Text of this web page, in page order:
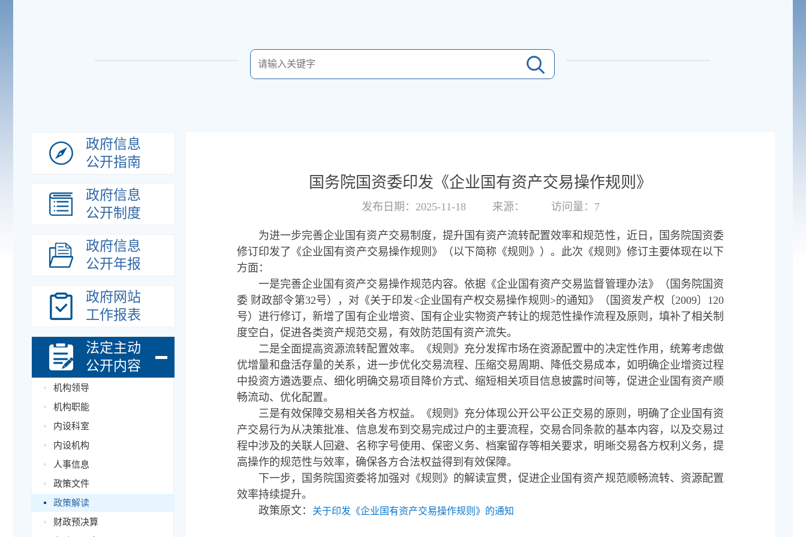
政府信息
公开指南
政府信息
公开制度
政府信息
公开年报
政府网站
工作报表
法定主动
公开内容
机构领导
机构职能
内设科室
内设机构
人事信息
政策文件
政策解读
财政预决算
国务院国资委印发《企业国有资产交易操作规则》
发布日期：2025-11-18 来源： 访问量：7
为进一步完善企业国有资产交易制度，提升国有资产流转配置效率和规范性，近日，国务院国资委
修订印发了《企业国有资产交易操作规则》（以下简称《规则》）。此次《规则》修订主要体现在以下
方面：
一是完善企业国有资产交易操作规范内容。依据《企业国有资产交易监督管理办法》（国务院国资
委 财政部令第32号），对《关于印发<企业国有产权交易操作规则>的通知》（国资发产权〔2009〕120
号）进行修订，新增了国有企业增资、国有企业实物资产转让的规范性操作流程及原则，填补了相关制
度空白，促进各类资产规范交易，有效防范国有资产流失。
二是全面提高资源流转配置效率。《规则》充分发挥市场在资源配置中的决定性作用，统筹考虑做
优增量和盘活存量的关系，进一步优化交易流程、压缩交易周期、降低交易成本，如明确企业增资过程
中投资方遴选要点、细化明确交易项目降价方式、缩短相关项目信息披露时间等，促进企业国有资产顺
畅流动、优化配置。
三是有效保障交易相关各方权益。《规则》充分体现公开公平公正交易的原则，明确了企业国有资
产交易行为从决策批准、信息发布到交易完成过户的主要流程，交易合同条款的基本内容，以及交易过
程中涉及的关联人回避、名称字号使用、保密义务、档案留存等相关要求，明晰交易各方权利义务，提
高操作的规范性与效率，确保各方合法权益得到有效保障。
下一步，国务院国资委将加强对《规则》的解读宣贯，促进企业国有资产规范顺畅流转、资源配置
效率持续提升。
政策原文：
关于印发《企业国有资产交易操作规则》的通知